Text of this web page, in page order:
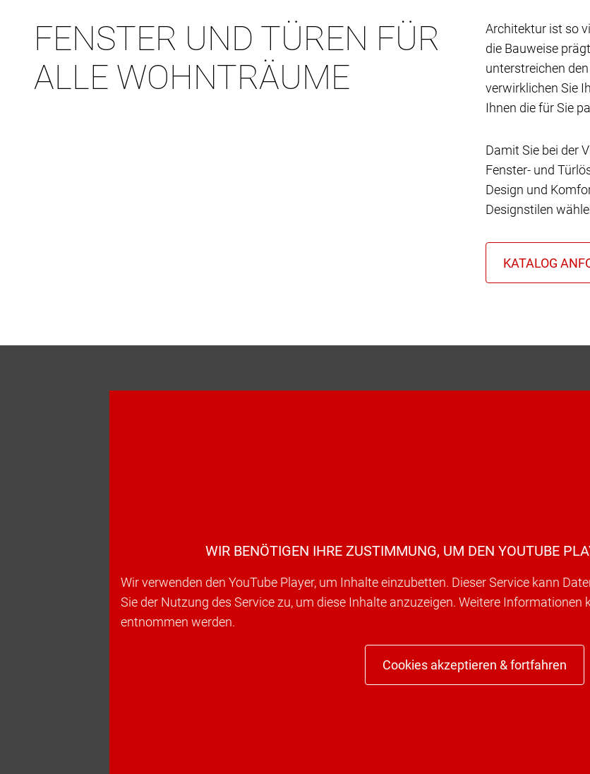
FENSTER UND TÜREN FÜR
ALLE WOHNTRÄUME
Architektur ist so
die Bauweise
unterstreichen
verwirklichen Sie
Ihnen die für Sie
Damit Sie bei der
Fenster- und
Design und
Designstilen
WIR BENÖTIGEN IHRE ZUSTIMMUNG, UM DEN YOUTUBE
Wir verwenden den YouTube Player, um Inhalte einzubetten. Dieser Service kann
Sie der Nutzung des Service zu, um diese Inhalte anzuzeigen. Weitere
entnommen werden.
Cookies akzeptieren & fortfahren